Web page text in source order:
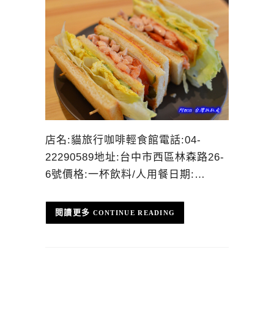
店名:貓旅行咖啡輕食館電話:04-
22290589地址:台中市西區林森路26-
6號價格:一杯飲料/人用餐日期:…
CONTINUE READING